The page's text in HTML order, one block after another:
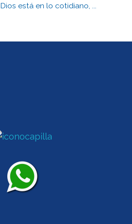
Dios está en lo cotidiano, ...